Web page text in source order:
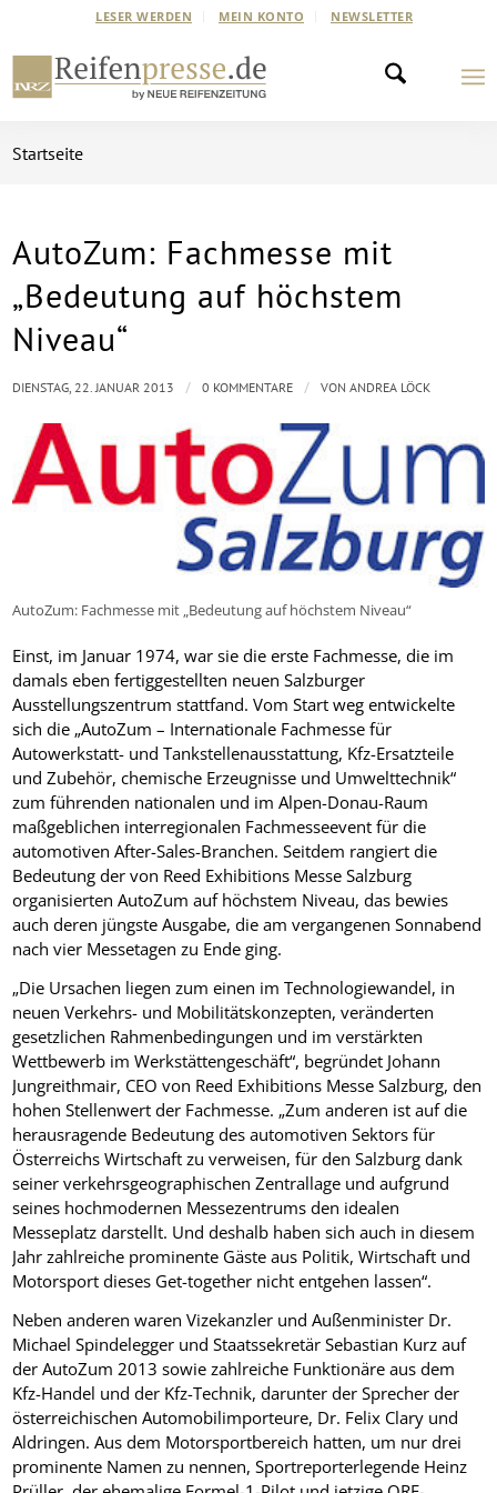
LESER WERDEN MEIN KONTO NEWSLETTER
Startseite
AutoZum: Fachmesse mit
„Bedeutung auf höchstem
Niveau“
AutoZum: Fachmesse mit „Bedeutung auf höchstem Niveau“
Einst, im Januar 1974, war sie die erste Fachmesse, die im
damals eben fertiggestellten neuen Salzburger
Ausstellungszentrum stattfand. Vom Start weg entwickelte
sich die „AutoZum – Internationale Fachmesse für
Autowerkstatt- und Tankstellenausstattung, Kfz-Ersatzteile
und Zubehör, chemische Erzeugnisse und Umwelttechnik“
zum führenden nationalen und im Alpen-Donau-Raum
maßgeblichen interregionalen Fachmesseevent für die
automotiven After-Sales-Branchen. Seitdem rangiert die
Bedeutung der von Reed Exhibitions Messe Salzburg
organisierten AutoZum auf höchstem Niveau, das bewies
auch deren jüngste Ausgabe, die am vergangenen Sonnabend
nach vier Messetagen zu Ende ging.
„Die Ursachen liegen zum einen im Technologiewandel, in
neuen Verkehrs- und Mobilitätskonzepten, veränderten
gesetzlichen Rahmenbedingungen und im verstärkten
Wettbewerb im Werkstättengeschäft“, begründet Johann
Jungreithmair, CEO von Reed Exhibitions Messe Salzburg, den
hohen Stellenwert der Fachmesse. „Zum anderen ist auf die
herausragende Bedeutung des automotiven Sektors für
Österreichs Wirtschaft zu verweisen, für den Salzburg dank
seiner verkehrsgeographischen Zentrallage und aufgrund
seines hochmodernen Messezentrums den idealen
Messeplatz darstellt. Und deshalb haben sich auch in diesem
Jahr zahlreiche prominente Gäste aus Politik, Wirtschaft und
Motorsport dieses Get-together nicht entgehen lassen“.
Neben anderen waren Vizekanzler und Außenminister Dr.
Michael Spindelegger und Staatssekretär Sebastian Kurz auf
der AutoZum 2013 sowie zahlreiche Funktionäre aus dem
Kfz-Handel und der Kfz-Technik, darunter der Sprecher der
österreichischen Automobilimporteure, Dr. Felix Clary und
Aldringen. Aus dem Motorsportbereich hatten, um nur drei
prominente Namen zu nennen, Sportreporterlegende Heinz
DIENSTAG, 22. JANUAR 2013 / 0 KOMMENTARE / VONANDREA LÖCK